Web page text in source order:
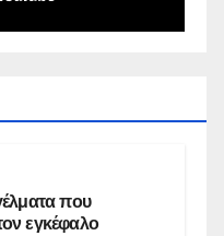
που
εγκέφαλο